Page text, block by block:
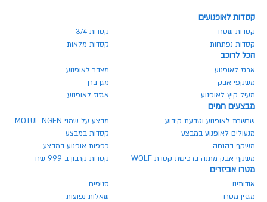
קסדות לאופנועים
קסדות שטח
קסדות 3/4
קסדות נפתחות
קסדות מלאות
הכל לרוכב
ארגז לאופנוע
מצבר לאופנוע
משקפי אבק
מגן ברך
מעיל קיץ לאופנוע
אגזוז לאופנוע
מבצעים חמים
שרשרת לאופנוע וטבעת קיבוע
מבצע על שמני MOTUL NGEN
מנעולים לאופנוע במבצע
קסדות במבצע
משקף בהנחה
כפפות אופנוע במבצע
משקף אבק מתנה ברכישת קסדת WOLF
קסדות קרבון ב 999 שח
מטרו אביזרים
אודותינו
סניפים
מגזין מטרו
שאלות נפוצות